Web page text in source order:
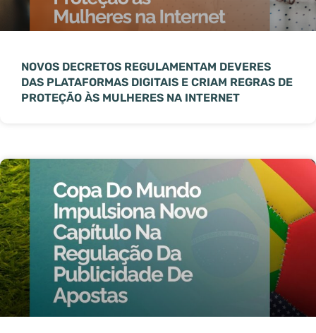
NOVOS DECRETOS REGULAMENTAM DEVERES
DAS PLATAFORMAS DIGITAIS E CRIAM REGRAS DE
PROTEÇÃO ÀS MULHERES NA INTERNET